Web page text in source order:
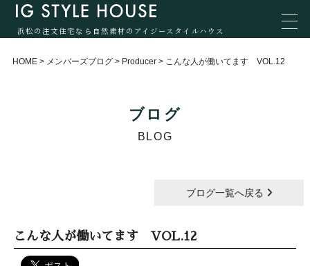
浜松の注文住宅なら自然素材のアイジースタイルハウス
HOME > メンバーズブログ > Producer > こんな人が働いてます VOL.12
ブログ
BLOG
ブログ一覧へ戻る
こんな人が働いてます VOL.12